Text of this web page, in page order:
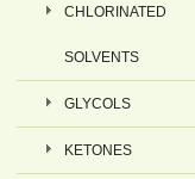
CHLORINATED
SOLVENTS
GLYCOLS
KETONES